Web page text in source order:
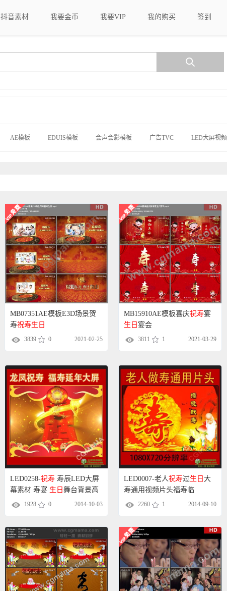
抖音素材 我要金币 我要VIP 我的购买 签到
AE模板 EDUIS模板 会声会影模板 广告TVC LED大屏视频
MB07351AE模板E3D场景贺
寿祝寿生日
3839 0 2021-02-25
MB15910AE模板喜庆祝寿宴
生日 宴会
3811 1 2021-03-29
LED0258-祝寿 寿辰LED大屏
幕素材 寿宴 生日 舞台背景高
清视频1928 0 2014-10-03
LED0007-老人祝寿过生日 大
寿通用视频片头福寿临
门|LED大屏背景视频素材
2260 1 2014-09-10